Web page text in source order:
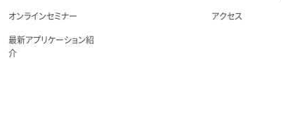
オンラインセミナー
最新アプリケーション紹
介
アクセス